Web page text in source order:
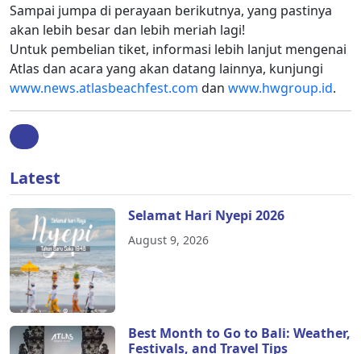
Sampai jumpa di perayaan berikutnya, yang pastinya
akan lebih besar dan lebih meriah lagi!
Untuk pembelian tiket, informasi lebih lanjut mengenai
Atlas dan acara yang akan datang lainnya, kunjungi
www.news.atlasbeachfest.com dan www.hwgroup.id.
Latest
Selamat Hari Nyepi 2026
August 9, 2026
Best Month to Go to Bali: Weather,
Festivals, and Travel Tips